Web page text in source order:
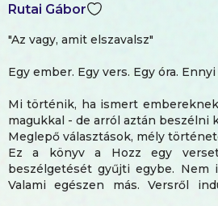
Rutai Gábor
"Az vagy, amit elszavalsz"
Egy ember. Egy vers. Egy óra.
Mi történik, ha ismert
magukkal - de arról aztán beszélni
Meglepő választások, mély
Ez a könyv a Hozz egy
beszélgetését gyűjti egybe. Nem
Valami egészen más. Versről